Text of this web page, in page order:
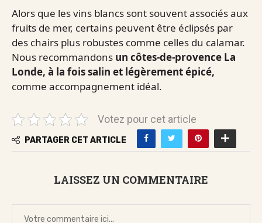
Alors que les vins blancs sont souvent associés aux
fruits de mer, certains peuvent être éclipsés par
des chairs plus robustes comme celles du calamar.
Nous recommandons un côtes-de-provence La
Londe, à la fois salin et légèrement épicé,
comme accompagnement idéal.
Votez pour cet article
PARTAGER CET ARTICLE
LAISSEZ UN COMMENTAIRE